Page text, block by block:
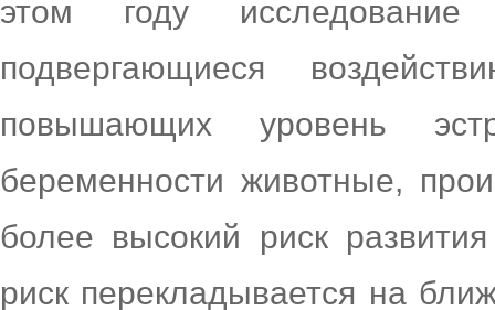
этом году
подвергающиеся
повышающих уровень
беременности животные,
более высокий риск
риск перекладывается на